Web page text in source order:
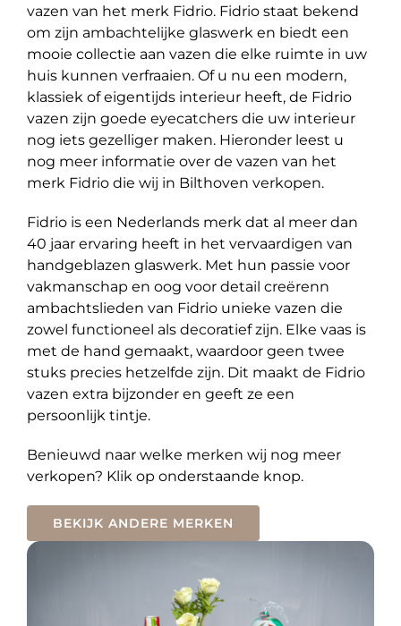
vazen van het merk Fidrio. Fidrio staat bekend
om zijn ambachtelijke glaswerk en biedt een
mooie collectie aan vazen die elke ruimte in uw
huis kunnen verfraaien. Of u nu een modern,
klassiek of eigentijds interieur heeft, de Fidrio
vazen zijn goede eyecatchers die uw interieur
nog iets gezelliger maken. Hieronder leest u
nog meer informatie over de vazen van het
merk Fidrio die wij in Bilthoven verkopen.
Fidrio is een Nederlands merk dat al meer dan
40 jaar ervaring heeft in het vervaardigen van
handgeblazen glaswerk. Met hun passie voor
vakmanschap en oog voor detail creërenn
ambachtslieden van Fidrio unieke vazen die
zowel functioneel als decoratief zijn. Elke vaas is
met de hand gemaakt, waardoor geen twee
stuks precies hetzelfde zijn. Dit maakt de Fidrio
vazen extra bijzonder en geeft ze een
persoonlijk tintje.
Benieuwd naar welke merken wij nog meer
verkopen? Klik op onderstaande knop.
BEKIJK ANDERE MERKEN